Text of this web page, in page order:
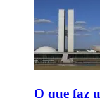
O que faz